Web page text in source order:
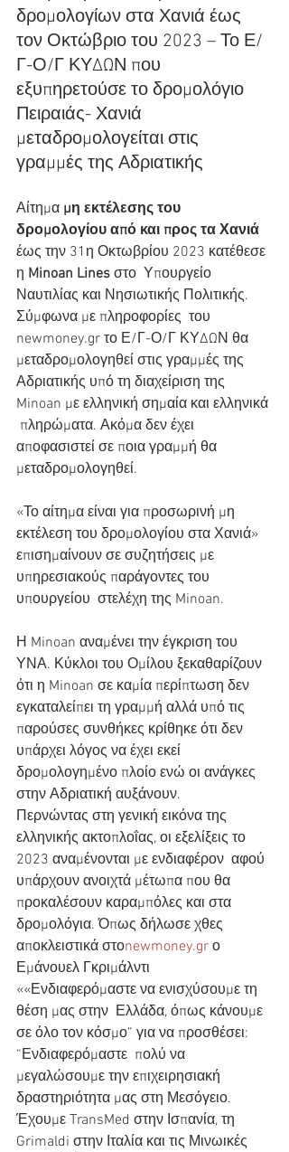
δρομολογίων στα Χανιά έως
τον Οκτώβριο του 2023 – Το Ε/
Γ-Ο/Γ ΚΥΔΩΝ που
εξυπηρετούσε το δρομολόγιο
Πειραιάς- Χανιά
μεταδρομολογείται στις
γραμμές της Αδριατικής
Αίτημα μη εκτέλεσης του
δρομολογίου από και προς τα Χανιά
έως την 31η Οκτωβρίου 2023 κατέθεσε
η Minoan Lines στο  Υπουργείο
Ναυτιλίας και Νησιωτικής Πολιτικής.
Σύμφωνα με πληροφορίες  του
newmoney.gr το Ε/Γ-Ο/Γ ΚΥΔΩΝ θα
μεταδρομολογηθεί στις γραμμές της
Αδριατικής υπό τη διαχείριση της
Minoan με ελληνική σημαία και ελληνικά
πληρώματα. Ακόμα δεν έχει
αποφασιστεί σε ποια γραμμή θα
μεταδρομολογηθεί.
«Το αίτημα είναι για προσωρινή μη
εκτέλεση του δρομολογίου στα Χανιά»
επισημαίνουν σε συζητήσεις με
υπηρεσιακούς παράγοντες του
υπουργείου  στελέχη της Minoan.
Η Minoan αναμένει την έγκριση του
ΥΝΑ. Κύκλοι του Ομίλου ξεκαθαρίζουν
ότι η Minoan σε καμία περίπτωση δεν
εγκαταλείπει τη γραμμή αλλά υπό τις
παρούσες συνθήκες κρίθηκε ότι δεν
υπάρχει λόγος να έχει εκεί
δρομολογημένο πλοίο ενώ οι ανάγκες
στην Αδριατική αυξάνουν.
Περνώντας στη γενική εικόνα της
ελληνικής ακτοπλοΐας, οι εξελίξεις το
2023 αναμένονται με ενδιαφέρον  αφού
υπάρχουν ανοιχτά μέτωπα που θα
προκαλέσουν καραμπόλες και στα
δρομολόγια. Όπως δήλωσε χθες
αποκλειστικά στοnewmoney.gr ο
Εμάνουελ Γκριμάλντι
««Ενδιαφερόμαστε να ενισχύσουμε τη
θέση μας στην  Ελλάδα, όπως κάνουμε
σε όλο τον κόσμο” για να προσθέσει:
“Ενδιαφερόμαστε  πολύ να
μεγαλώσουμε την επιχειρησιακή
δραστηριότητα μας στη Μεσόγειο.
Έχουμε TransMed στην Ισπανία, τη
Grimaldi στην Ιταλία και τις Μινωικές